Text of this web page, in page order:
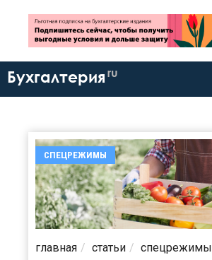
Бухгалтерия ru
СПЕЦРЕЖИМЫ
главная статьи спецрежимы